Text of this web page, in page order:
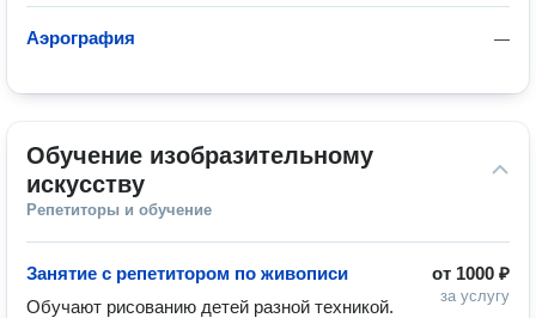
—
Аэрография
Обучение изобразительному
искусству
Репетиторы и обучение
от 1000 ₽
за услугу
Занятие с репетитором по живописи
Обучают рисованию детей разной техникой.